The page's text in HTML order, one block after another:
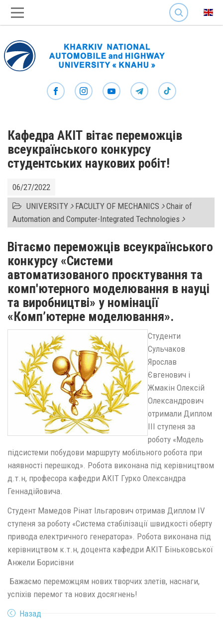
SEARCH
Кафедра АКІТ вітає переможців
всеукраїнського конкурсу
студентських наукових робіт!
06/27/2022
UNIVERSITY FACULTY OF MECHANICS Chair of
Automation and Computer-Integrated Technologies
Вітаємо переможців всеукраїнського
конкурсу «Системи
автоматизованого проєктування та
комп'ютерного моделювання в науці
та виробництві» у номінації
«Комп’ютерне моделювання».
Студенти
Сульчаков
Ярослав
Євгенович і
Жмакін Олексій
Олександрович
отримали Диплом
ІІІ ступеня за
роботу «Модель
підсистеми побудови маршруту мобільного робота при
наявності перешкод». Робота виконана під керівництвом
д.т.н, професора кафедри АКІТ Гурко Олександра
Геннадійовича.
Студент Мамедов Рінат Ільгарович отримав Диплом ІV
ступеня за роботу «Система стабілізації швидкості оберту
привода електричного генератора». Робота виконана під
керівництвом к.т.н, доцента кафедри АКІТ Біньковської
Анжели Борисівни
Бажаємо переможцям нових творчих злетів, наснаги,
успіхів перемог та нових досягнень!
Назад